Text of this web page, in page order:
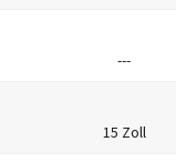
---
15 Zoll